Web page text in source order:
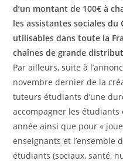
d’un montant de 100€ à
les assistantes sociales du
utilisables dans toute la
chaînes de grande
Par ailleurs, suite à
novembre dernier de la
tuteurs étudiants d’une
accompagner les
année ainsi que pour «
enseignants et l’ensemble
étudiants (sociaux, santé,